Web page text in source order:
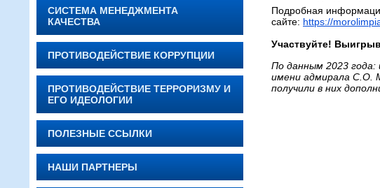
СИСТЕМА МЕНЕДЖМЕНТА
КАЧЕСТВА
ПРОТИВОДЕЙСТВИЕ КОРРУПЦИИ
ПРОТИВОДЕЙСТВИЕ ТЕРРОРИЗМУ И
ЕГО ИДЕОЛОГИИ
ПОЛЕЗНЫЕ ССЫЛКИ
НАШИ ПАРТНЕРЫ
Подробная
сайте: https://
Участвуйте!
По данным 2023 года:
имени адмирала С.О.
получили в них